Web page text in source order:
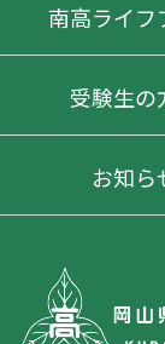
南高ライフ
受験生の
お知ら